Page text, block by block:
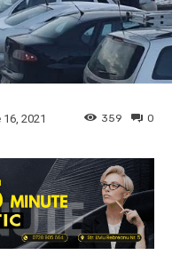
2021 0
359